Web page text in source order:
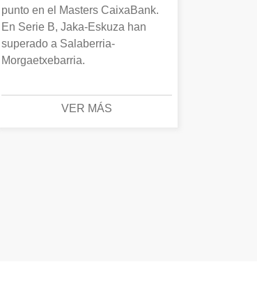
punto en el Masters CaixaBank.
En Serie B, Jaka-Eskuza han
superado a Salaberria-
Morgaetxebarria.
VER MÁS